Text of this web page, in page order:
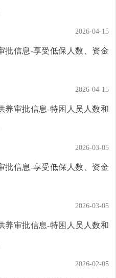
2026-04-15
批信息-享受低保人数、资金
2026-04-15
养审批信息-特困人员人数和
2026-03-05
批信息-享受低保人数、资金
2026-03-05
养审批信息-特困人员人数和
2026-02-05